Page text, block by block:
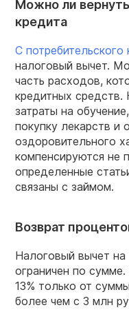
Можно ли
кредита
С потребительского
налоговый вычет.
часть расходов,
кредитных средств.
затраты на
покупку лекарств и
оздоровительного
компенсируются не
определенные
связаны с займом.
Возврат
Налоговый вычет на
ограничен по
13% только от
более чем с 3 млн